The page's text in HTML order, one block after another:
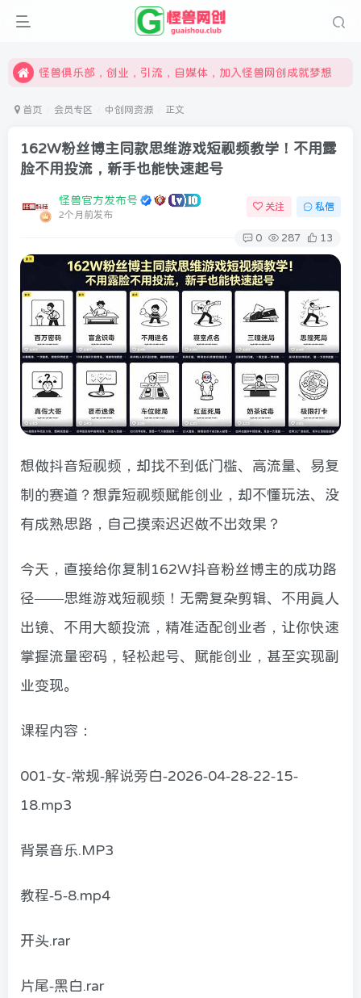
限时开通会员更享折扣，超高返佣
怪兽俱乐部，创业，引流，自媒体，加入怪兽网创成就梦想
首页 会员专区 中创网资源 正文
162W粉丝博主同款思维游戏短视频教学！不用露
脸不用投流，新手也能快速起号
怪兽官方发布号
2个月前发布
关注 私信
0 287 13
想做抖音短视频，却找不到低门槛、高流量、易复
制的赛道？想靠短视频赋能创业，却不懂玩法、没
有成熟思路，自己摸索迟迟做不出效果？
今天，直接给你复制162W抖音粉丝博主的成功路
径——思维游戏短视频！无需复杂剪辑、不用真人
出镜、不用大额投流，精准适配创业者，让你快速
掌握流量密码，轻松起号、赋能创业，甚至实现副
业变现。
课程内容：
001-女-常规-解说旁白-2026-04-28-22-15-
18.mp3
背景音乐.MP3
教程-5-8.mp4
开头.rar
片尾-黑白.rar